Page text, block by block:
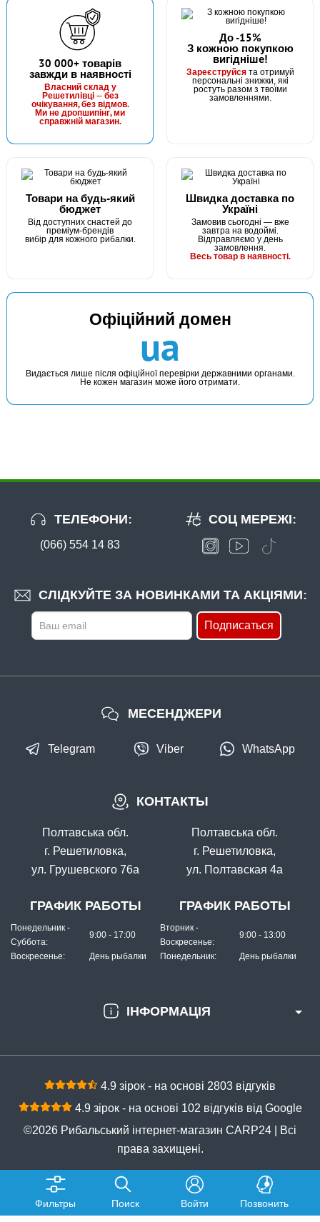
Фильтры Поиск Войти Позвонить
30 000+ товарів
завжди в наявності
Власний склад у
Решетилівці — без
очікування, без відмов.
Ми не дропшипінг, ми
справжній магазин.
До -15%
З кожною покупкою
вигідніше!
Зареєструйсята отримуй
персональні знижки, які
ростуть разом з твоїми
замовленнями.
Товари на будь-який
бюджет
Від доступних снастей до
преміум-брендів
вибір для кожного рибалки.
Швидка доставка по
Україні
Замовив сьогодні — вже
завтра на водоймі.
Відправляємо у день
замовлення.
Весь товар в наявності.
Офіційний домен
ua
Видається лише після офіційної перевірки державними органами.
Не кожен магазин може його отримати.
ТЕЛЕФОНИ:
(066) 554 14 83
СЛІДКУЙТЕ ЗА НОВИНКАМИ ТА АКЦІЯМИ:
Подписаться
СОЦ МЕРЕЖІ:
ІНФОРМАЦІЯ
КОНТАКТЫ
Полтавська обл.
г. Решетиловка,
ул. Грушевского 76а
ГРАФИК РАБОТЫ
Понедельник -
Суббота:
9:00 - 17:00
Воскресенье: День рыбалки
Полтавська обл.
г. Решетиловка,
ул. Полтавская 4а
ГРАФИК РАБОТЫ
Вторник -
Воскресенье:
9:00 - 13:00
Понедельник: День рыбалки
МЕСЕНДЖЕРИ
Telegram Viber WhatsApp
4.9 зірок - на основі 2803 відгуків
4.9 зірок - на основі 102 відгуків від Google
©2026 Рибальський інтернет-магазин CARP24 | Всі
права захищені.